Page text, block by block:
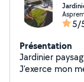
5/
Présentation
Jardinier
J'exerce mon